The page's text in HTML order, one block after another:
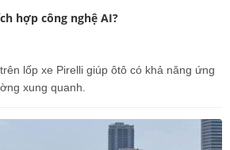
hợp công nghệ AI?
lốp xe Pirelli giúp ôtô có khả năng ứng
xung quanh.